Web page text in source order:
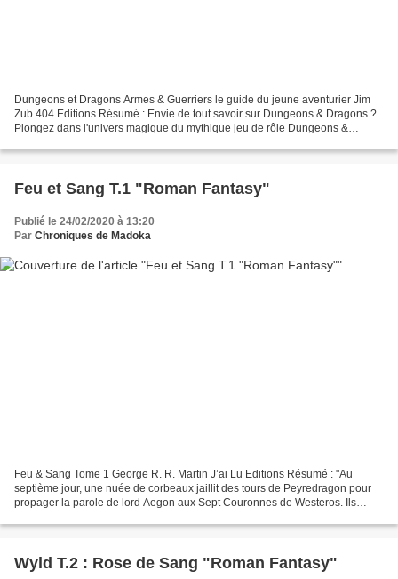
Dungeons et Dragons Armes & Guerriers le guide du jeune aventurier Jim
Zub 404 Editions Résumé : Envie de tout savoir sur Dungeons & Dragons ?
Plongez dans l'univers magique du mythique jeu de rôle Dungeons &
Feu et Sang T.1 "Roman Fantasy"
Publié le 24/02/2020 à 13:20
Par Chroniques de Madoka
Feu & Sang Tome 1 George R. R. Martin J’ai Lu Editions Résumé : "Au
septième jour, une nuée de corbeaux jaillit des tours de Peyredragon pour
propager la parole de lord Aegon aux Sept Couronnes de Westeros. Ils
Wyld T.2 : Rose de Sang "Roman Fantasy"